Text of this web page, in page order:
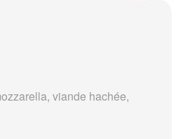
viande hachée,